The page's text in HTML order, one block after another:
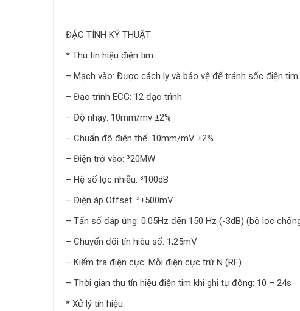
ĐẶC TÍNH KỸ THUẬT:
* Thu tín hiệu điện tim:
– Mạch vào: Được cách ly và bảo vệ để tránh sốc điện tim
– Đạo trình ECG: 12 đạo trình
– Độ nhạy: 10mm/mv ±2%
– Chuẩn độ điện thế: 10mm/mV ±2%
– Điện trở vào: ³20MW
– Hệ số lọc nhiễu: ³100dB
– Điện áp Offset: ³±500mV
– Tấn số đáp ứng: 0.05Hz đến 150 Hz (-3dB) (bộ lọc
– Chuyển đổi tín hiêu số: 1,25mV
– Kiểm tra điện cực: Mỗi điện cực trừ N (RF)
– Thời gian thu tín hiệu điện tim khi ghi tự động: 10 – 24s
* Xử lý tín hiệu: